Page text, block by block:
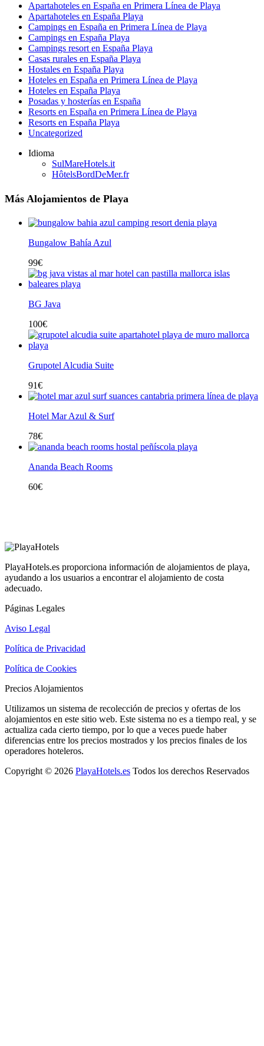
Apartahoteles en España en Primera Línea de Playa
Apartahoteles en España Playa
Campings en España en Primera Línea de Playa
Campings en España Playa
Campings resort en España Playa
Casas rurales en España Playa
Hostales en España Playa
Hoteles en España en Primera Línea de Playa
Hoteles en España Playa
Posadas y hosterías en España
Resorts en España en Primera Línea de Playa
Resorts en España Playa
Uncategorized
Idioma
SulMareHotels.it
HôtelsBordDeMer.fr
Más Alojamientos de Playa
Bungalow Bahía Azul
99€
BG Java
100€
Grupotel Alcudia Suite
91€
Hotel Mar Azul & Surf
78€
Ananda Beach Rooms
60€
PlayaHotels.es proporciona información de alojamientos de playa,
ayudando a los usuarios a encontrar el alojamiento de costa
adecuado.
Páginas Legales
Aviso Legal
Política de Privacidad
Política de Cookies
Precios Alojamientos
Utilizamos un sistema de recolección de precios y ofertas de los
alojamientos en este sitio web. Este sistema no es a tiempo real, y se
actualiza cada cierto tiempo, por lo que a veces puede haber
diferencias entre los precios mostrados y los precios finales de los
operadores hoteleros.
Copyright © 2026 PlayaHotels.es Todos los derechos Reservados